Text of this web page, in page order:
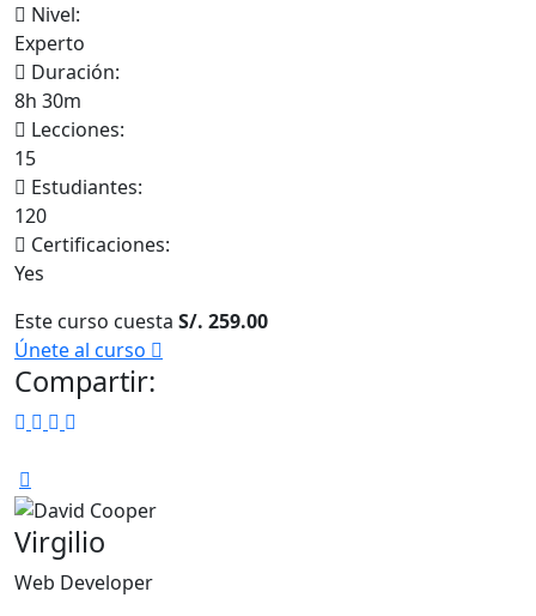
Nivel:
Experto
Duración:
8h 30m
Lecciones:
15
Estudiantes:
120
Certificaciones:
Yes
Este curso cuesta S/. 259.00
Únete al curso
Compartir:
Facebook
Tiktok
Instagram
Virgilio
Web Developer